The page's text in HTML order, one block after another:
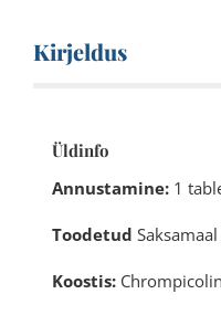
Kirjeldus
Üldinfo
Annustamine:1
Toodetud Saksamaal
Koostis: